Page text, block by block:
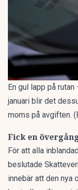
En gul lapp på
januari blir det
moms på avgiften.
Fick en
För att alla
beslutade
innebär att den nya